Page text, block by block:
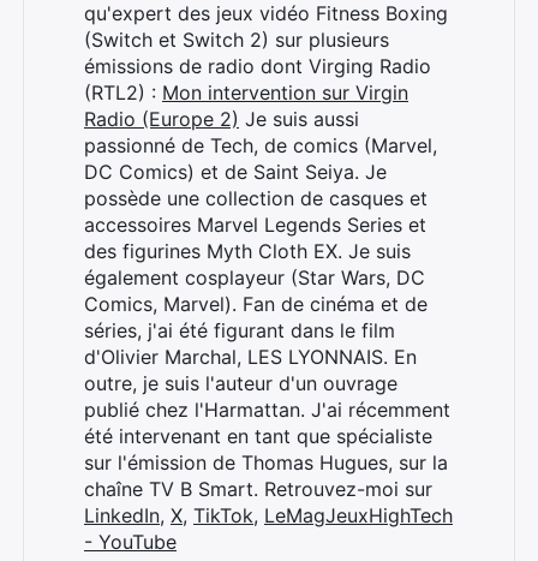
qu'expert des jeux vidéo Fitness Boxing
(Switch et Switch 2) sur plusieurs
émissions de radio dont Virging Radio
(RTL2) : Mon intervention sur Virgin
Radio (Europe 2) Je suis aussi
passionné de Tech, de comics (Marvel,
DC Comics) et de Saint Seiya. Je
possède une collection de casques et
accessoires Marvel Legends Series et
des figurines Myth Cloth EX. Je suis
également cosplayeur (Star Wars, DC
Comics, Marvel). Fan de cinéma et de
séries, j'ai été figurant dans le film
d'Olivier Marchal, LES LYONNAIS. En
outre, je suis l'auteur d'un ouvrage
publié chez l'Harmattan. J'ai récemment
été intervenant en tant que spécialiste
sur l'émission de Thomas Hugues, sur la
chaîne TV B Smart. Retrouvez-moi sur
LinkedIn, X, TikTok, LeMagJeuxHighTech
- YouTube